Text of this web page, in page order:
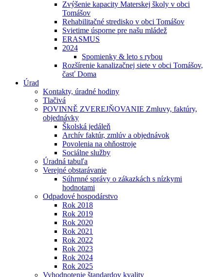
Zvýšenie kapacity Materskej školy v obci
Tomášov
Rehabilitačné stredisko v obci Tomášov
Svietime úsporne pre našu mládež
ERASMUS
2024
Spomienky & leto s rybou
Rozšírenie kanalizačnej siete v obci Tomášov,
časť Doma
Úrad
Kontakty, úradné hodiny
Tlačivá
POVINNĚ ZVEREJŇOVANIE Zmluvy, faktúry,
objednávky
Školská jedáleň
Archív faktúr, zmlúv a objednávok
Povolenia na ohňostroje
Sociálne služby
Úradná tabuľa
Verejné obstarávanie
Súhrnné správy o zákazkách s nízkymi
hodnotami
Odpadové hospodárstvo
Rok 2018
Rok 2019
Rok 2020
Rok 2021
Rok 2022
Rok 2023
Rok 2024
Rok 2025
Vyhodnotenie štandardov kvality